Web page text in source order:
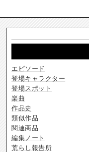
エピソード
登場キャラクター
登場スポット
楽曲
作品史
類似作品
関連商品
編集ノート
荒らし報告所